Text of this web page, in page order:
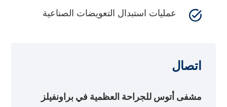
عمليات استبدال التعويضات الصناعية
اتصال
مشفى أتوس للجراحة العظمية في براونفيلز